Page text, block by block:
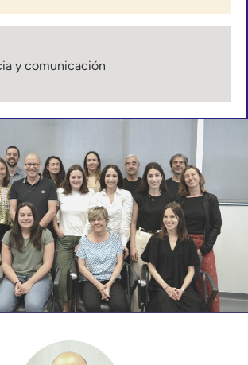
y comunicación